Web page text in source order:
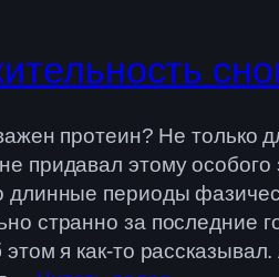
протеин? Не только
придавал этому
длинные периоды
странно за
этом я как-то